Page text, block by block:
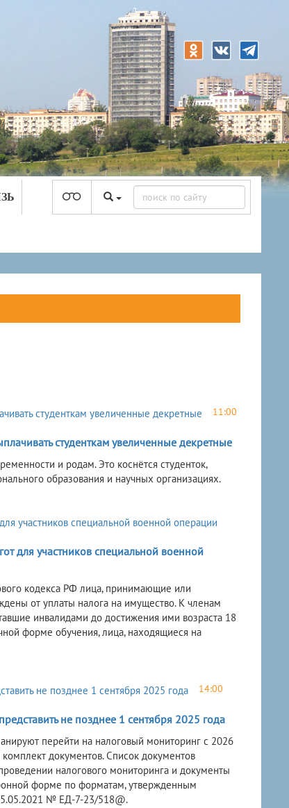
11:00
студенткам увеличенные декретные
и родам. Это коснётся студенток,
образования и научных организациях.
для участников специальной военной
кодекса РФ лица, принимающие или
от уплаты налога на имущество. К членам
инвалидами до достижения ими возраста 18
форме обучения, лица, находящиеся на
14:00
не позднее 1 сентября 2025 года
перейти на налоговый мониторинг с 2026
документов. Список документов
налогового мониторинга и документы
форме по форматам, утвержденным
№ ЕД-7-23/518@.